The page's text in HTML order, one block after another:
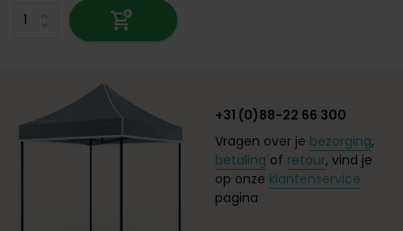
+31 (0)88-22 66 300
Vragen over je bezorging,
betaling of retour, vind je
op onze klantenservice
pagina